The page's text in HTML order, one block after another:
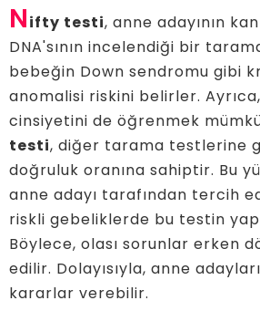
Nifty testi, anne adayının
DNA'sının incelendiği bir
bebeğin Down sendromu gibi
anomalisi riskini belirler.
cinsiyetini de öğrenmek
testi, diğer tarama testlerine
doğruluk oranına sahiptir. Bu
anne adayı tarafından tercih
riskli gebeliklerde bu testin
Böylece, olası sorunlar erken
edilir. Dolayısıyla, anne
kararlar verebilir.